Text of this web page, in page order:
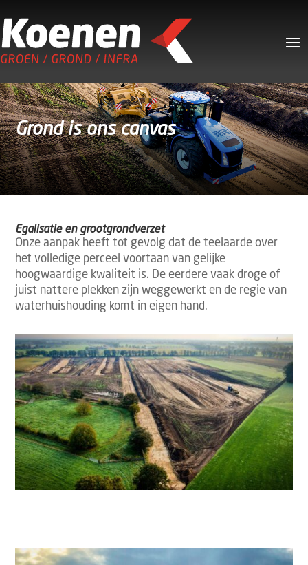
Grond is ons canvas
Egalisatie en grootgrondverzet
Onze aanpak heeft tot gevolg dat de teelaarde over
het volledige perceel voortaan van gelijke
hoogwaardige kwaliteit is. De eerdere vaak droge of
juist nattere plekken zijn weggewerkt en de regie van
waterhuishouding komt in eigen hand.